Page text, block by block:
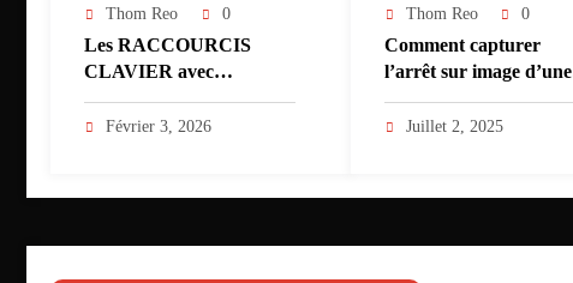
Thom Reo 0
Les RACCOURCIS
CLAVIER avec
Control/Command dans
WORD
Février 3, 2026
Thom Reo 0
Comment capturer
l’arrêt sur image d’une
vidéo ?
Juillet 2, 2025